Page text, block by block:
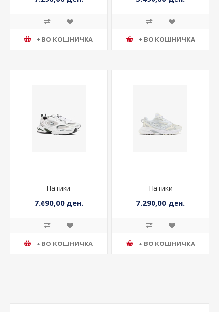
+ ВО КОШНИЧКА + ВО КОШНИЧКА
Патики
7.690,00 ден.
+ ВО КОШНИЧКА
Патики
7.290,00 ден.
+ ВО КОШНИЧКА